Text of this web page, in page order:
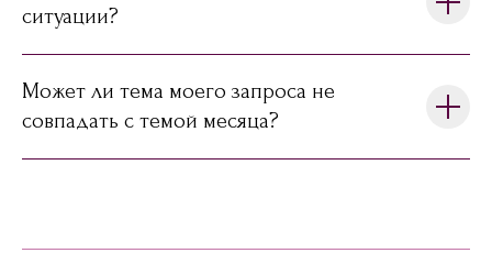
ситуации?
Может ли тема моего запроса не
совпадать с темой месяца?